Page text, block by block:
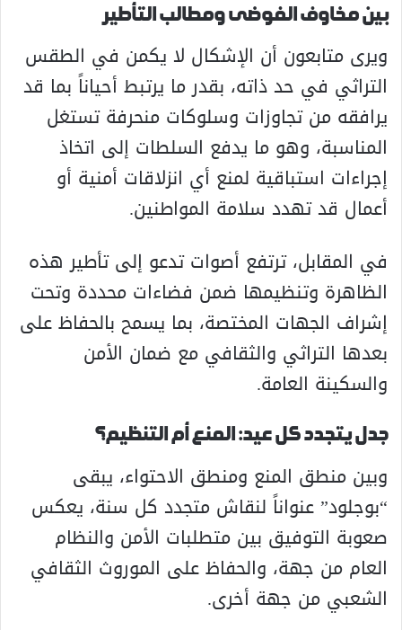
بين مخاوف الفوضى ومطالب التأطير
ويرى متابعون أن الإشكال لا يكمن في الطقس
التراثي في حد ذاته، بقدر ما يرتبط أحياناً بما قد
يرافقه من تجاوزات وسلوكات منحرفة تستغل
المناسبة، وهو ما يدفع السلطات إلى اتخاذ
إجراءات استباقية لمنع أي انزلاقات أمنية أو
أعمال قد تهدد سلامة المواطنين.
في المقابل، ترتفع أصوات تدعو إلى تأطير هذه
الظاهرة وتنظيمها ضمن فضاءات محددة وتحت
إشراف الجهات المختصة، بما يسمح بالحفاظ على
بعدها التراثي والثقافي مع ضمان الأمن
والسكينة العامة.
جدل يتجدد كل عيد: المنع أم التنظيم؟
وبين منطق المنع ومنطق الاحتواء، يبقى
“بوجلود” عنواناً لنقاش متجدد كل سنة، يعكس
صعوبة التوفيق بين متطلبات الأمن والنظام
العام من جهة، والحفاظ على الموروث الثقافي
الشعبي من جهة أخرى.